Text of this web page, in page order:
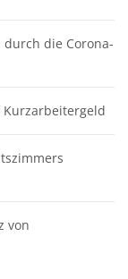
die Corona-
Kurzarbeitergeld
von